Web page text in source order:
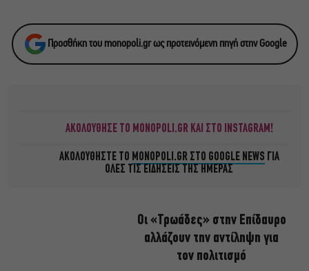
Προσθήκη του monopoli.gr ως προτεινόμενη πηγή στην Google
ΑΚΟΛΟΥΘΗΣΕ ΤΟ MONOPOLI.GR ΚΑΙ ΣΤΟ INSTAGRAM!
ΑΚΟΛΟΥΘΗΣΤΕ ΤΟ MONOPOLI.GR ΣΤΟ GOOGLE NEWS ΓΙΑ
ΟΛΕΣ ΤΙΣ ΕΙΔΗΣΕΙΣ ΤΗΣ ΗΜΕΡΑΣ
Οι «Τρωάδες» στην Επίδαυρο
αλλάζουν την αντίληψη για
τον πολιτισμό